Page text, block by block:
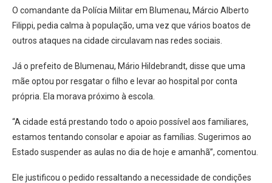
O comandante da Polícia Militar em Blumenau, Márcio Alberto
Filippi, pedia calma à população, uma vez que vários boatos de
outros ataques na cidade circulavam nas redes sociais.
Já o prefeito de Blumenau, Mário Hildebrandt, disse que uma
mãe optou por resgatar o filho e levar ao hospital por conta
própria. Ela morava próximo à escola.
“A cidade está prestando todo o apoio possível aos familiares,
estamos tentando consolar e apoiar as famílias. Sugerimos ao
Estado suspender as aulas no dia de hoje e amanhã”, comentou.
Ele justificou o pedido ressaltando a necessidade de condições